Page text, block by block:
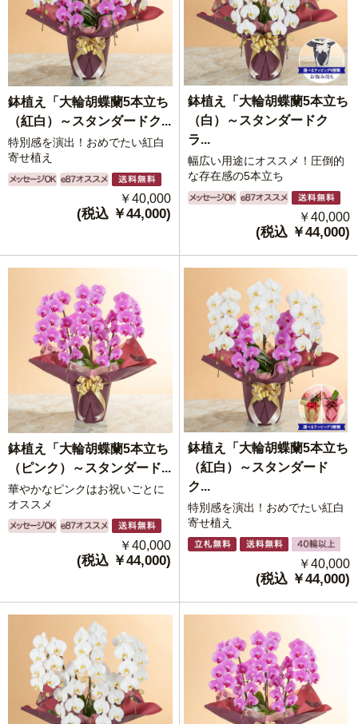
鉢植え「大輪胡蝶蘭5本立ち
（紅白）～スタンダードク...
特別感を演出！おめでたい紅白
寄せ植え
￥40,000
(税込 ￥44,000)
鉢植え「大輪胡蝶蘭5本立ち
（白）～スタンダードク
ラ...
幅広い用途にオススメ！圧倒的
な存在感の5本立ち
￥40,000
(税込 ￥44,000)
鉢植え「大輪胡蝶蘭5本立ち
（ピンク）～スタンダード...
華やかなピンクはお祝いごとに
オススメ
￥40,000
(税込 ￥44,000)
鉢植え「大輪胡蝶蘭5本立ち
（紅白）～スタンダード
ク...
特別感を演出！おめでたい紅白
寄せ植え
￥40,000
(税込 ￥44,000)